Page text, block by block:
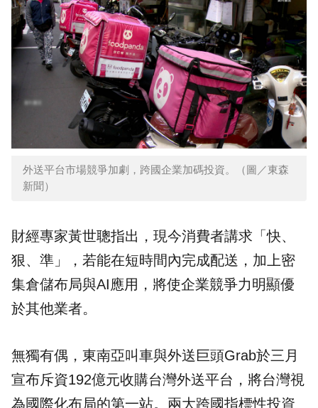
外送平台市場競爭加劇，跨國企業加碼投資。（圖／東森
新聞）
財經專家黃世聰指出，現今消費者講求「快、
狠、準」，若能在短時間內完成配送，加上密
集倉儲布局與AI應用，將使企業競爭力明顯優
於其他業者。
無獨有偶，東南亞叫車與外送巨頭Grab於三月
宣布斥資192億元收購台灣外送平台，將台灣視
為國際化布局的第一站。兩大跨國指標性投資